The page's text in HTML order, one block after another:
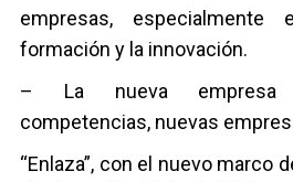
empresas,
formación y la innovación.
– La nueva empresa
competencias, nuevas
“Enlaza”, con el nuevo marco